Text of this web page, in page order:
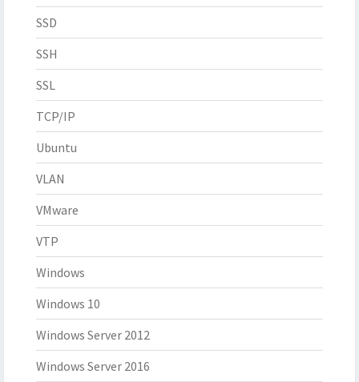
SSD
SSH
SSL
TCP/IP
Ubuntu
VLAN
VMware
VTP
Windows
Windows 10
Windows Server 2012
Windows Server 2016